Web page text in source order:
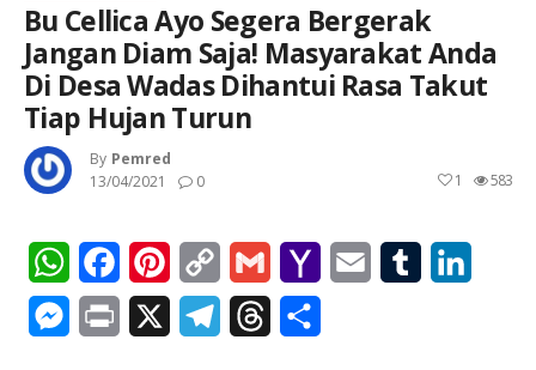
Bu Cellica Ayo Segera Bergerak
Jangan Diam Saja! Masyarakat Anda
Di Desa Wadas Dihantui Rasa Takut
Tiap Hujan Turun
By Pemred
13/04/2021
0 583
1
WhatsAppFacebookPinterest
Copy
Link
Gmail
Yahoo
Email Tumblr
Messenger
Print TelegramThreads